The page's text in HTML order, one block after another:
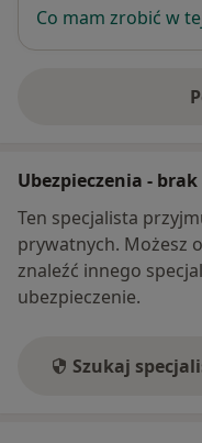
Co mam zrobić w
Ubezpieczenia -
Ten specjalista
prywatnych. Możesz
znaleźć innego
ubezpieczenie.
Szukaj